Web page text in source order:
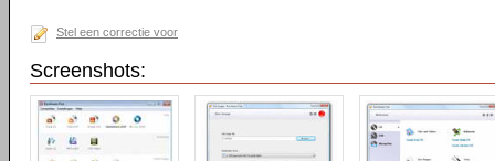
Stel een correctie voor
Screenshots: